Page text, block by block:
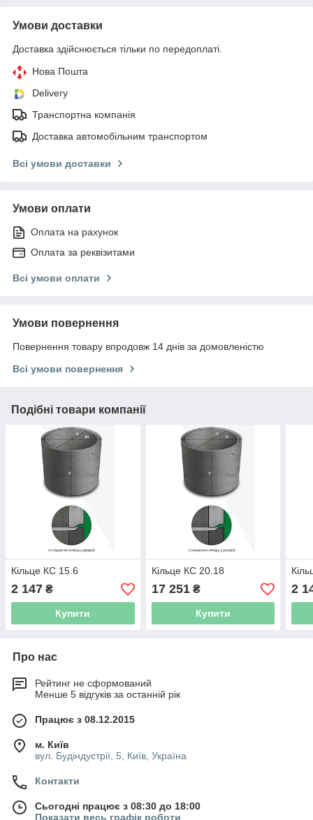
Умови доставки
Доставка здійснюється тільки по передоплаті.
Нова Пошта
Delivery
Транспортна компанія
Доставка автомобільним транспортом
Всі умови доставки
Умови оплати
Оплата на рахунок
Оплата за реквізитами
Всі умови оплати
Умови повернення
Повернення товару впродовж 14 днів за домовленістю
Всі умови повернення
Подібні товари компанії
Кільце КС 15.6
2 147 ₴
Купити
Кільце КС 20.18
17 251₴
Купити
2
Про нас
Рейтинг не сформований
Менше 5 відгуків за останній рік
Працює з 08.12.2015
м. Київ
вул. Будіндустрії, 5, Київ, Україна
Контакти
Сьогодні працює з 08:30 до 18:00
Показати весь графік роботи